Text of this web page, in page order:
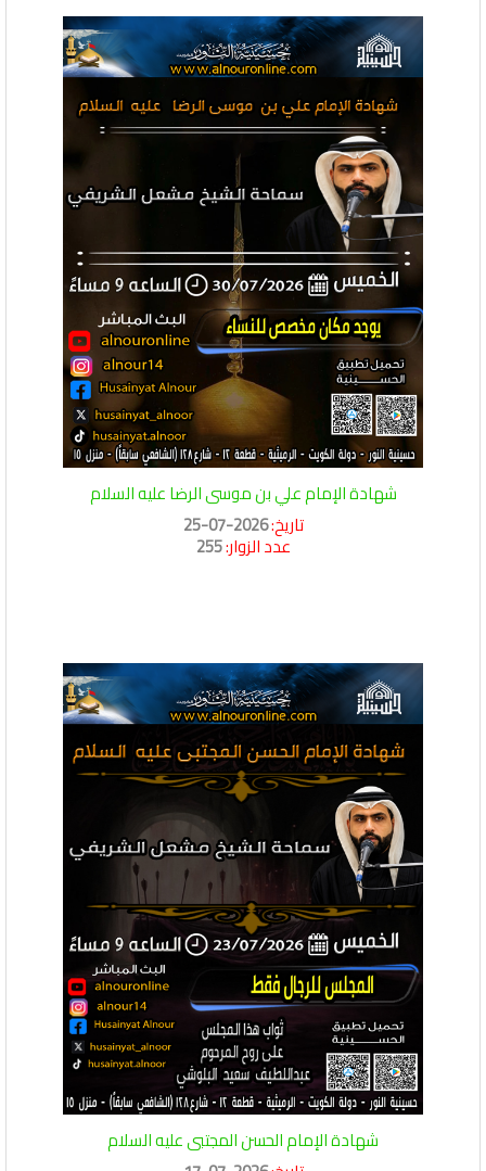
شهادة الإمام علي بن موسى الرضا عليه السلام
تاريخ:2026-07-25
عدد الزوار:255
شهادة الإمام الحسن المجتبى عليه السلام